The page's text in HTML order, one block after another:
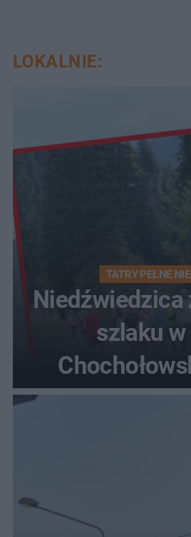
LOKALNIE:
TATRY PEŁNE
Niedźwiedzica
szlaku